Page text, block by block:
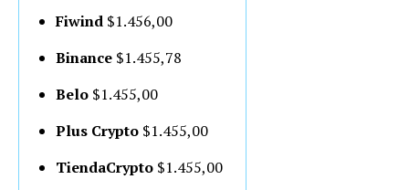
Fiwind $1.456,00
Binance $1.455,78
Belo $1.455,00
Plus Crypto $1.455,00
TiendaCrypto $1.455,00